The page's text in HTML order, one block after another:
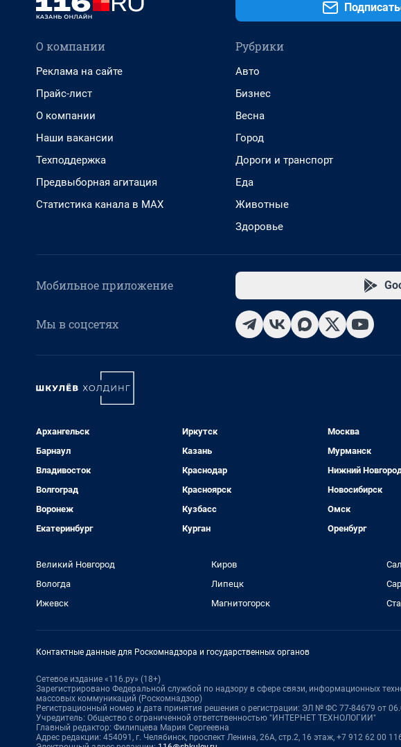
О компании
Реклама на сайте
Прайс-лист
О компании
Наши вакансии
Техподдержка
Предвыборная агитация
Статистика канала в MAX
Рубрики
Авто
Бизнес
Весна
Город
Дороги и транспорт
Еда
Животные
Здоровье
Мобильное приложение
Мы в соцсетях
Архангельск
Барнаул
Владивосток
Волгоград
Воронеж
Екатеринбург
Иркутск
Казань
Краснодар
Красноярск
Кузбасс
Курган
Москва
Мурманск
Нижний
Новосибирск
Омск
Оренбург
Великий Новгород
Вологда
Ижевск
Киров
Липецк
Магнитогорск
Контактные данные для Роскомнадзора и государственных органов
Сетевое издание «116.ру» (18+)
Зарегистрировано Федеральной службой по надзору в сфере связи, информационных
массовых коммуникаций (Роскомнадзор)
Регистрационный номер и дата принятия решения о регистрации: ЭЛ № ФС 77-84679 от
Учредитель: Общество с ограниченной ответственностью "ИНТЕРНЕТ ТЕХНОЛОГИИ"
Главный редактор: Филипцева Мария Сергеевна
Адрес редакции: 454091, г. Челябинск, проспект Ленина, 26А, стр.2, 16 этаж, +7 912 62 00